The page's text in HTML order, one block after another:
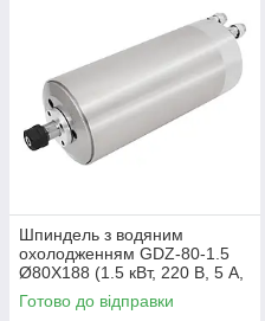
Шпиндель з водяним
охолодженням GDZ-80-1.5
Ø80X188 (1.5 кВт, 220 В, 5 А,
ER11) для фрезерного
верстата з ЧПК
Готово до відправки